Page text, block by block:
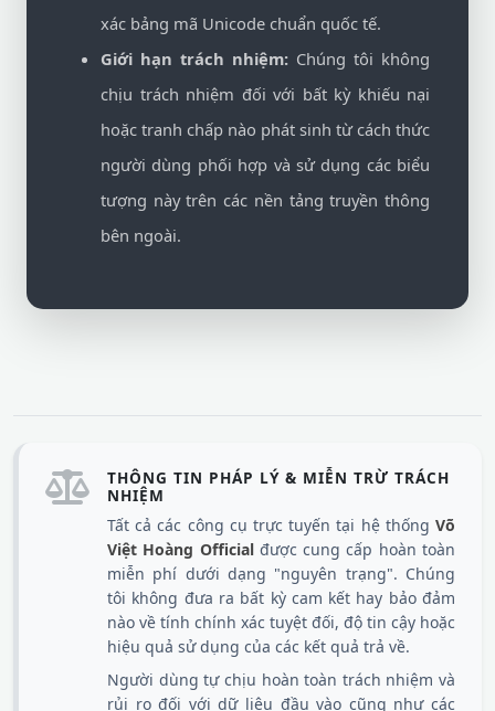
xác bảng mã Unicode chuẩn quốc tế.
Giới hạn trách nhiệm: Chúng tôi không
chịu trách nhiệm đối với bất kỳ khiếu nại
hoặc tranh chấp nào phát sinh từ cách thức
người dùng phối hợp và sử dụng các biểu
tượng này trên các nền tảng truyền thông
bên ngoài.
THÔNG TIN PHÁP LÝ & MIỄN TRỪ TRÁCH
NHIỆM
Tất cả các công cụ trực tuyến tại hệ thống Võ
Việt Hoàng Officialđược cung cấp hoàn toàn
miễn phí dưới dạng "nguyên trạng". Chúng
tôi không đưa ra bất kỳ cam kết hay bảo đảm
nào về tính chính xác tuyệt đối, độ tin cậy hoặc
hiệu quả sử dụng của các kết quả trả về.
Người dùng tự chịu hoàn toàn trách nhiệm và
rủi ro đối với dữ liệu đầu vào cũng như các